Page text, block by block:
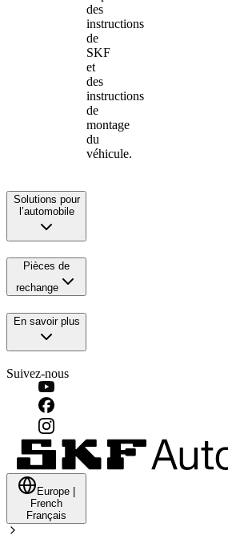
des
instructions
de
SKF
et
des
instructions
de
montage
du
véhicule.
Solutions pour
l’automobile
Pièces de
rechange
En savoir plus
Suivez-nous
Europe
French
Français